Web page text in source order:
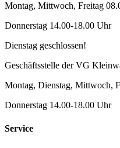
Montag, Mittwoch, Freitag
Donnerstag 14.00-18.00 Uhr
Dienstag geschlossen!
Geschäftsstelle der VG
Montag, Dienstag, Mittwoch,
Donnerstag 14.00-18.00 Uhr
Service